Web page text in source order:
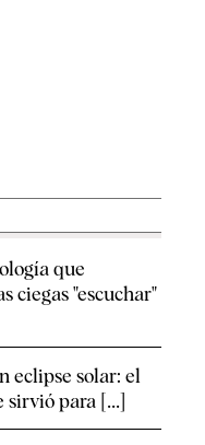
que
ciegas "escuchar"
eclipse solar: el
sirvió para [...]